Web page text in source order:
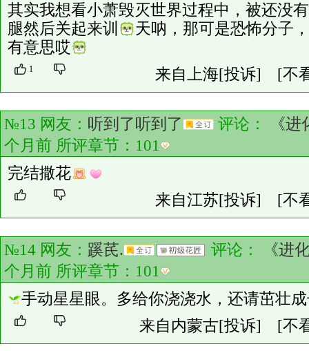
其实我想看小萧毁灭世界过程中，被还没
腿然后关起来训
天呐，那可是恐怖分子
有意思哎
1 来自上海[投诉] [不
№13 网友： 听到了听到了 评论：
《
个月前 所评章节： 101
完结撒花
来自江苏[投诉] [不
№14 网友： 蹊芪. 评论：
《进
个月前 所评章节： 101
手动星星眼。多给你浇浇水，还请茁壮
来自内蒙古[投诉] [不